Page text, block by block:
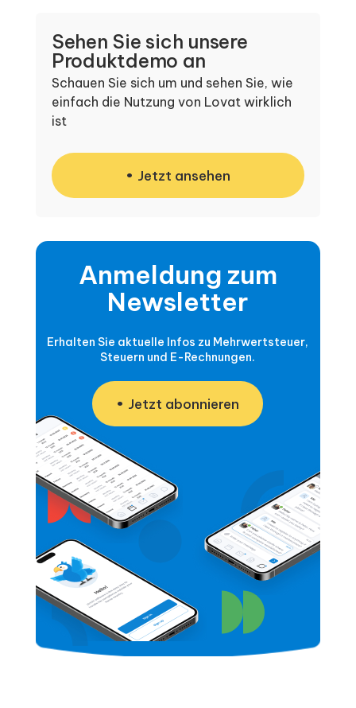
Sehen Sie sich unsere
Produktdemo an
Schauen Sie sich um und sehen Sie, wie
einfach die Nutzung von Lovat wirklich
ist
Jetzt ansehen
Anmeldung zum
Newsletter
Erhalten Sie aktuelle Infos zu Mehrwertsteuer,
Steuern und E-Rechnungen.
Jetzt abonnieren